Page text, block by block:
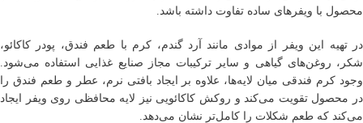
محصول با ویفرهای ساده تفاوت داشته باشد.
در تهیه این ویفر از موادی مانند آرد گندم، کرم با طعم فندق، پودر کاکائو،
شکر، روغن‌های گیاهی و سایر ترکیبات مجاز صنایع غذایی استفاده می‌شود.
وجود کرم فندقی میان لایه‌ها، علاوه بر ایجاد بافتی نرم، عطر و طعم فندق را
در محصول تقویت می‌کند و روکش کاکائویی نیز لایه محافظی روی ویفر ایجاد
می‌کند که طعم شکلات را کامل‌تر نشان می‌دهد.